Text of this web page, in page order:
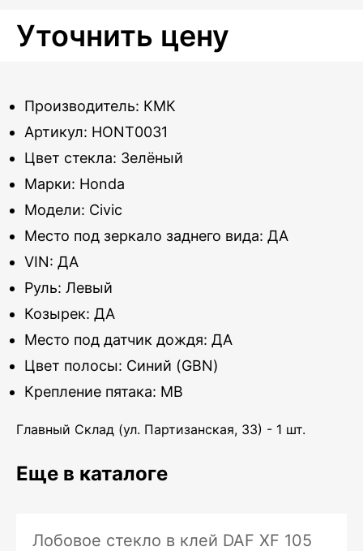
Уточнить цену
Производитель: КМК
Артикул: HONT0031
Цвет стекла: Зелёный
Марки: Honda
Модели: Civic
Место под зеркало заднего вида: ДА
VIN: ДА
Руль: Левый
Козырек: ДА
Место под датчик дождя: ДА
Цвет полосы: Синий (GBN)
Крепление пятака: MB
Главный Склад (ул. Партизанская, 33) - 1 шт.
Еще в каталоге
Лобовое стекло в клей DAF XF 105